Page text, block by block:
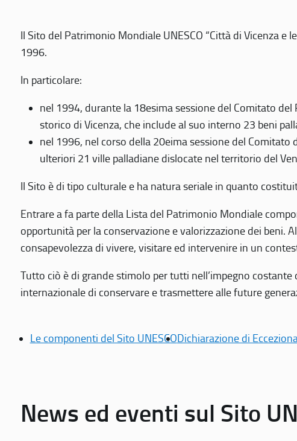
Il Sito del Patrimonio Mondiale UNESCO “Città di Vicenza
1996.
In particolare:
nel 1994, durante la 18esima sessione del Comitato
storico di Vicenza, che include al suo interno 23 beni
nel 1996, nel corso della 20eima sessione del
ulteriori 21 ville palladiane dislocate nel territorio del
Il Sito è di tipo culturale e ha natura seriale in quanto
Entrare a fa parte della Lista del Patrimonio Mondiale
opportunità per la conservazione e valorizzazione dei beni.
consapevolezza di vivere, visitare ed intervenire in un
Tutto ciò è di grande stimolo per tutti nell’impegno
internazionale di conservare e trasmettere alle future
Le componenti del Sito UNESCODichiarazione di
News ed eventi sul Sito